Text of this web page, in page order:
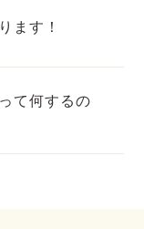
ます！
て何するの